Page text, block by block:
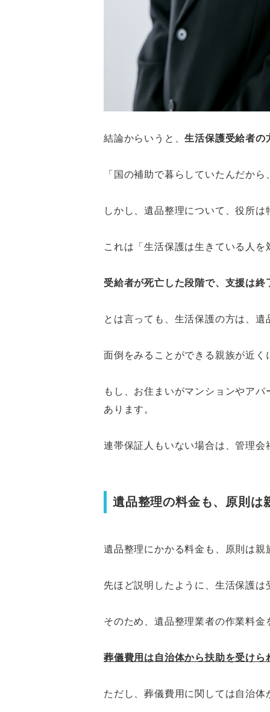
結論からいうと、生活保護受給者の
「国の補助で暮らしていたんだか
しかし、遺品整理について、役所
これは「生活保護は生きている人
受給者が死亡した段階で、支援は終
とは言っても、生活保護の方は、
面倒をみることができる親族が近
もし、お住まいがマンションやア
あります。
連帯保証人もいない場合は、管理
遺品整理の料金も、原則は
遺品整理にかかる料金も、原則は親
先ほど説明したように、生活保護
そのため、遺品整理業者の作業料
葬儀費用は自治体から扶助を受けら
ただし、葬儀費用に関しては自治